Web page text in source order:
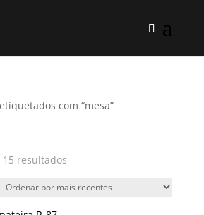
com “mesa”
resultadosOrdenado
mais